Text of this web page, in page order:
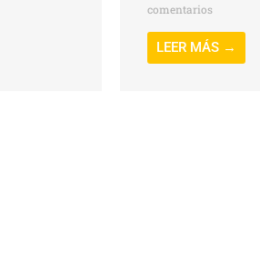
comentarios
LEER MÁS →